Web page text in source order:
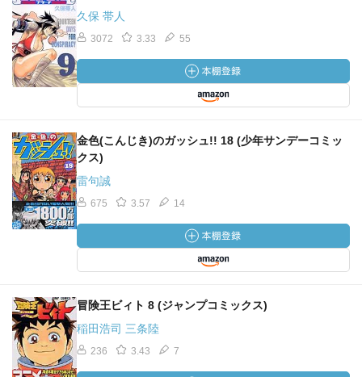
久保 帯人
3072 3.33 55
金色(こんじき)のガッシュ!! 18 (少年サンデーコミッ
クス)
雷句誠
675 3.57 14
冒険王ビィト 8 (ジャンプコミックス)
稲田浩司 三条陸
236 3.43 7